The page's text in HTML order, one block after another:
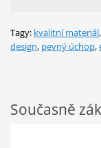
Tagy: kvalitní materiál,
design, pevný úchop,
Současně